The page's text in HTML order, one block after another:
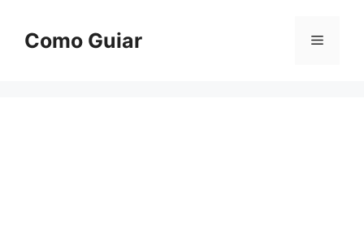
contentComo Guiar Menu